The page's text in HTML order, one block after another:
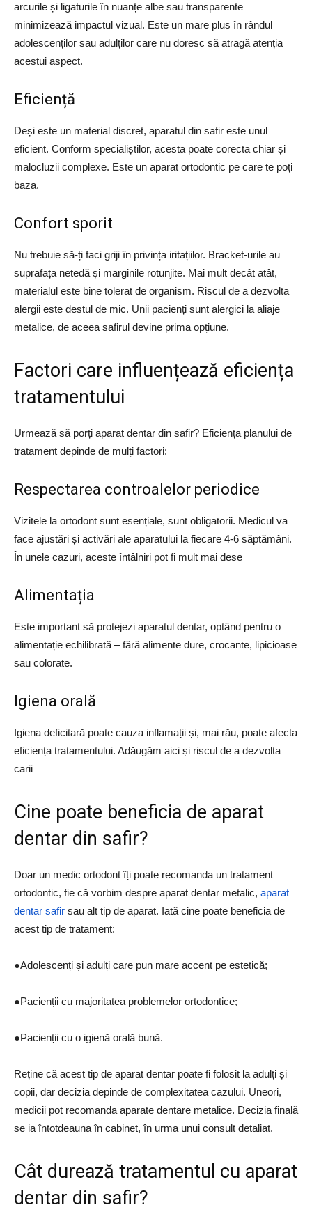
arcurile și ligaturile în nuanțe albe sau transparente
minimizează impactul vizual. Este un mare plus în rândul
adolescenților sau adulților care nu doresc să atragă atenția
acestui aspect.
Eficiență
Deși este un material discret, aparatul din safir este unul
eficient. Conform specialiștilor, acesta poate corecta chiar și
malocluzii complexe. Este un aparat ortodontic pe care te poți
baza.
Confort sporit
Nu trebuie să-ți faci griji în privința iritațiilor. Bracket-urile au
suprafața netedă și marginile rotunjite. Mai mult decât atât,
materialul este bine tolerat de organism. Riscul de a dezvolta
alergii este destul de mic. Unii pacienți sunt alergici la aliaje
metalice, de aceea safirul devine prima opțiune.
Factori care influențează eficiența
tratamentului
Urmează să porți aparat dentar din safir? Eficiența planului de
tratament depinde de mulți factori:
Respectarea controalelor periodice
Vizitele la ortodont sunt esențiale, sunt obligatorii. Medicul va
face ajustări și activări ale aparatului la fiecare 4-6 săptămâni.
În unele cazuri, aceste întâlniri pot fi mult mai dese
Alimentația
Este important să protejezi aparatul dentar, optând pentru o
alimentație echilibrată – fără alimente dure, crocante, lipicioase
sau colorate.
Igiena orală
Igiena deficitară poate cauza inflamații și, mai rău, poate afecta
eficiența tratamentului. Adăugăm aici și riscul de a dezvolta
carii
Cine poate beneficia de aparat
dentar din safir?
Doar un medic ortodont îți poate recomanda un tratament
ortodontic, fie că vorbim despre aparat dentar metalic, aparat
dentar safir sau alt tip de aparat. Iată cine poate beneficia de
acest tip de tratament:
●Adolescenți și adulți care pun mare accent pe estetică;
●Pacienții cu majoritatea problemelor ortodontice;
●Pacienții cu o igienă orală bună.
Reține că acest tip de aparat dentar poate fi folosit la adulți și
copii, dar decizia depinde de complexitatea cazului. Uneori,
medicii pot recomanda aparate dentare metalice. Decizia finală
se ia întotdeauna în cabinet, în urma unui consult detaliat.
Cât durează tratamentul cu aparat
dentar din safir?